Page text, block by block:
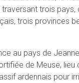
trois pays,
trois provinces
au pays de
de Meuse, lieu
ardennais pour